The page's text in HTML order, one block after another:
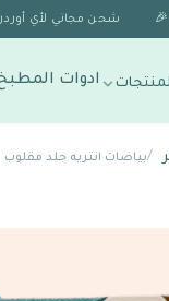
شحن مجاني لأي أوردر أكتر من 1199
ادوات
/بياضات انتريه جلد مقلوب